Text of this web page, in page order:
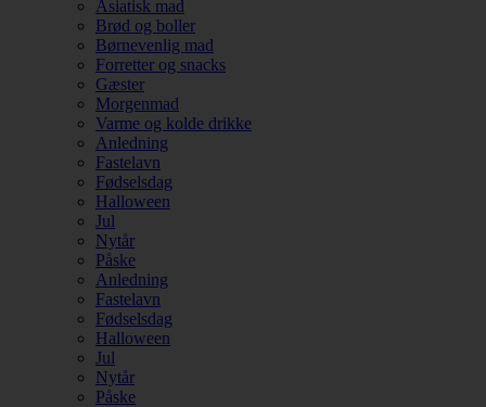
Asiatisk mad
Brød og boller
Børnevenlig mad
Forretter og snacks
Gæster
Morgenmad
Varme og kolde drikke
Anledning
Fastelavn
Fødselsdag
Halloween
Jul
Nytår
Påske
Anledning
Fastelavn
Fødselsdag
Halloween
Jul
Nytår
Påske